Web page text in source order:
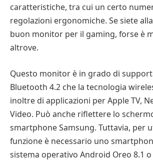
caratteristiche, tra cui un certo
regolazioni ergonomiche. Se siete
buon monitor per il gaming, forse è
altrove.
Questo monitor è in grado di
Bluetooth 4.2 che la tecnologia
inoltre di applicazioni per Apple TV,
Video. Può anche riflettere lo
smartphone Samsung. Tuttavia, per
funzione è necessario uno
sistema operativo Android Oreo 8.1